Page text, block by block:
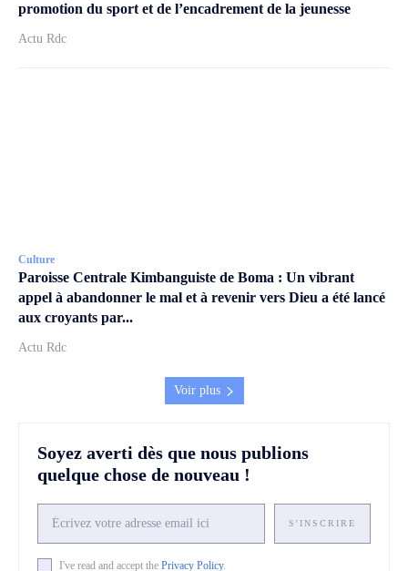
promotion du sport et de l’encadrement de la jeunesse
Actu Rdc
Culture
Paroisse Centrale Kimbanguiste de Boma : Un vibrant
appel à abandonner le mal et à revenir vers Dieu a été lancé
aux croyants par...
Actu Rdc
Voir plus
Soyez averti dès que nous publions
quelque chose de nouveau !
S'INSCRIRE
I've read and accept the Privacy Policy.